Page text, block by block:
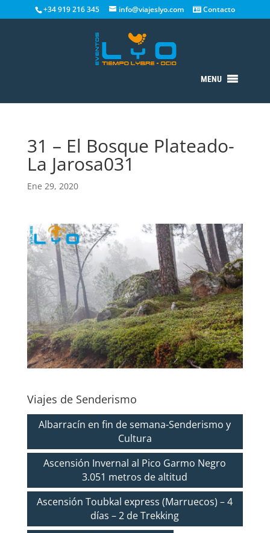
+34 919 216 345 info@viajeslyo.com Contacto
MENU
31 – El Bosque Plateado-
La Jarosa031
Ene 29, 2020
Viajes de Senderismo
Albarracín en fin de semana-Senderismo y
Cultura
Ascensión Invernal al Pico Garmo Negro
3.051 metros de altitud
Ascensión Toubkal express (Marruecos) – 4
días – 2 de Trekking